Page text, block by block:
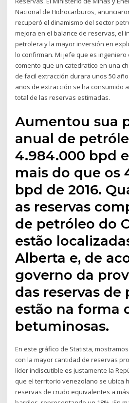
Nacional de Hidrocarburos,
recuperó el dinamismo del sector
mejora en el balance de reservas, el
petrolera y la mayor inversión en
lo confirman. Mi jefe que es ingeniero
comento que un catedratico en una
de facil extracción durara unos 50
años de extracción se ha consumido
total de las reservas estimadas.
Aumentou sua
anual de
4.984.000 bpd
mais do que os
bpd de 2016.
as reservas
de petróleo do
estão
Alberta e, de
governo da
das reservas de
estão na forma
betuminosas.
En este gráfico de Statista,
con la mayor cantidad de reservas
líder indiscutible es justamente la
que el territorio venezolano se ubica
reservas de crudo equivalentes a